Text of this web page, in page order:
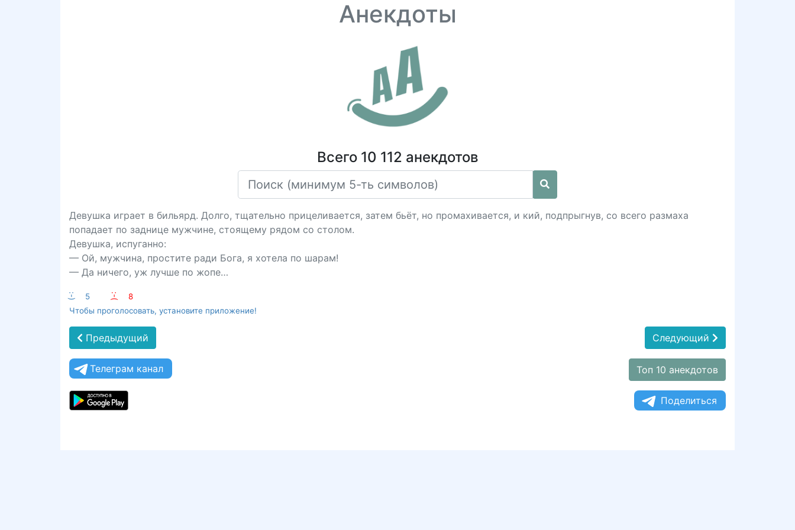
Анекдоты
Всего 10 112 анекдотов
Девушка играет в бильярд. Долго, тщательно прицеливается, затем бьёт, но промахивается, и кий, подпрыгнув, со всего размаха
попадает по заднице мужчине, стоящему рядом со столом.
Девушка, испуганно:
— Ой, мужчина, простите ради Бога, я хотела по шарам!
— Да ничего, уж лучше по жопе…
:-) 5 :-(
8
Чтобы проголосовать, установите приложение!
Предыдущий Следующий
Телеграм канал Топ 10 анекдотов
Поделиться